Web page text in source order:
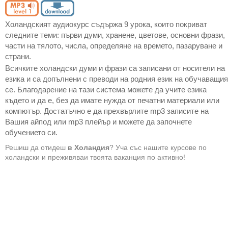
Холандският аудиокурс съдържа 9 урока, които покриват
следните теми: първи думи, хранене, цветове, основни фрази,
части на тялото, числа, определяне на времето, пазаруване и
страни.
Всичките холандски думи и фрази са записани от носители на
езика и са допълнени с преводи на родния език на обучаващия
се. Благодарение на тази система можете да учите езика
където и да е, без да имате нужда от печатни материали или
компютър. Достатъчно е да прехвърлите mp3 записите на
Вашия айпод или mp3 плейър и можете да започнете
обучението си.
Решиш да отидеш в Холандия? Уча със нашите курсове по
холандски и преживяваи твоята ваканция по активно!